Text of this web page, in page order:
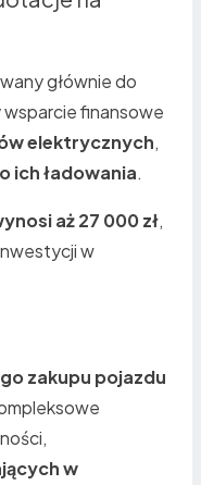
głównie do
finansowe
elektrycznych,
ich ładowania.
aż 27 000 zł,
w
zakupu pojazdu
w